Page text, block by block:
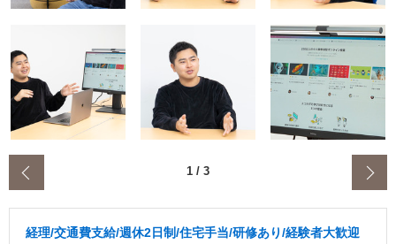
1 / 3
経理/交通費支給/週休2日制/住宅手当/研修あり/経験者大歓迎